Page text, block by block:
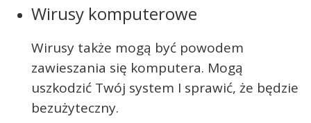
Wirusy komputerowe
Wirusy także mogą być powodem
zawieszania się komputera. Mogą
uszkodzić Twój system I sprawić, że będzie
bezużyteczny.